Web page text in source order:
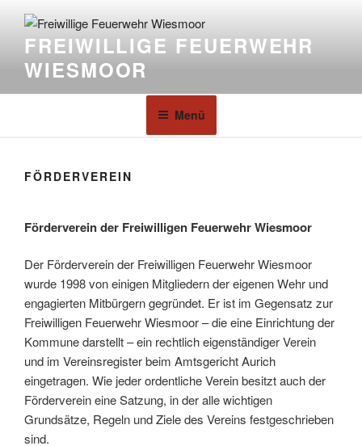
FREIWILLIGE FEUERWEHR
WIESMOOR
Menü
FÖRDERVEREIN
Förderverein der Freiwilligen Feuerwehr Wiesmoor
Der Förderverein der Freiwilligen Feuerwehr Wiesmoor
wurde 1998 von einigen Mitgliedern der eigenen Wehr und
engagierten Mitbürgern gegründet. Er ist im Gegensatz zur
Freiwilligen Feuerwehr Wiesmoor – die eine Einrichtung der
Kommune darstellt – ein rechtlich eigenständiger Verein
und im Vereinsregister beim Amtsgericht Aurich
eingetragen. Wie jeder ordentliche Verein besitzt auch der
Förderverein eine Satzung, in der alle wichtigen
Grundsätze, Regeln und Ziele des Vereins festgeschrieben
sind.